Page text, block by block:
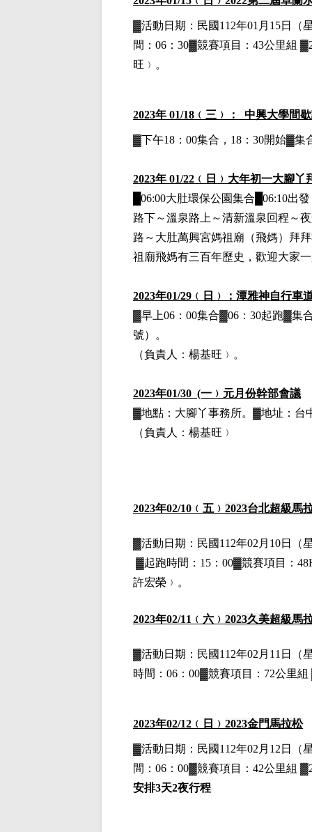
▓活動日期： 民國112年01月15日
（
間：06：30▓競賽項目：43公里組
旺﹚。
2023年 01/18﹙三﹚： 中興大學間
▓下午18：00集合，18：30開始▓集
2023年 01/22﹙日﹚大年初一大腳丫
█06:00大肚環保公園集合█06:10出
路下～溫泉路上～清新溫泉回程～
路～大肚萬興宮媽祖廟（飛媽）拜
祖廟飛媽有三百年歷史，歡迎大家
2023年01/29﹙日﹚：潭雅神自行車
▓早上06：00集合▓06：30起跑▓集
號）。
（負責人：楊基旺﹚。
2023年01/30 (一﹚元月份幹部會議
▓地點：大腳丫事務所。▓地址：台
（負責人：楊基旺﹚
2023年02/10 ﹙五﹚ 2023台北超級馬
▓活動日期： 民國112年02月10日
（
▓起跑時間：15：00▓競賽項目：
許宏榮﹚。
2023年02/11 ﹙六﹚ 2023久美超級馬
▓活動日期： 民國112年02月11日
（
時間：06：00▓競賽項目：72公里
2023年02/12 ﹙日﹚ 2023金門馬拉松
▓活動日期： 民國112年02月12日
（
間：06：00▓競賽項目：42公里組
安排3天2夜行程